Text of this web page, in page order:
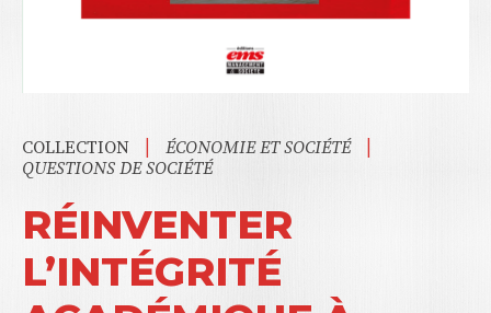
COLLECTION | ÉCONOMIE ET SOCIÉTÉ |
QUESTIONS DE SOCIÉTÉ
RÉINVENTER
L’INTÉGRITÉ